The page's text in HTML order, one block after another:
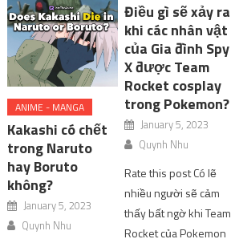
ANIME - MANGA
Kakashi có chết
trong Naruto
hay Boruto
không?
January 5, 2023
Quynh Nhu
Điều gì sẽ xảy ra
khi các nhân vật
của Gia đình Spy
X được Team
Rocket cosplay
trong Pokemon?
January 5, 2023
Quynh Nhu
Rate this post Có lẽ
nhiều người sẽ cảm
thấy bất ngờ khi Team
Rocket của Pokemon